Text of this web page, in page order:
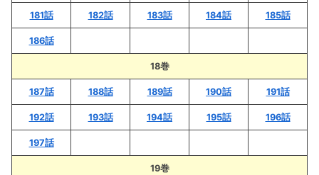
181話 182話 183話 184話 185話
186話
18巻
187話 188話 189話 190話 191話
192話 193話 194話 195話 196話
197話
19巻